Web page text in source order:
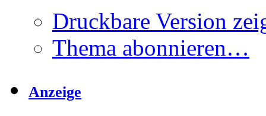
Druckbare Version
Thema abonnieren…
Anzeige